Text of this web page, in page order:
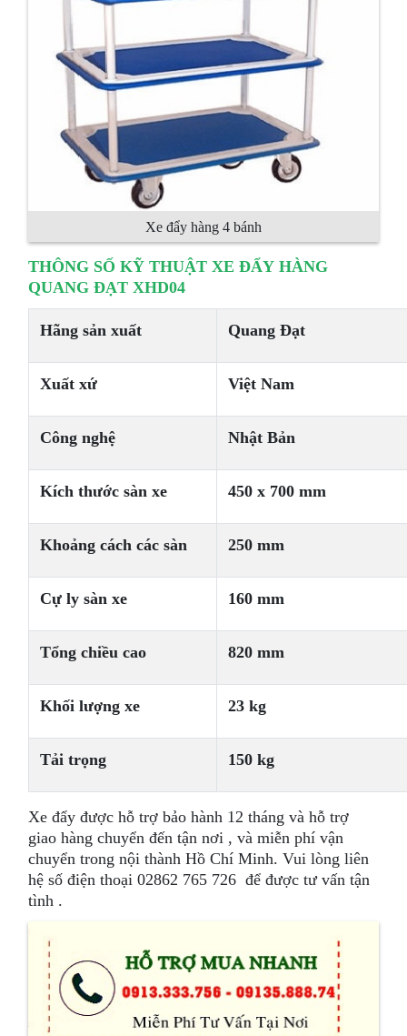
Xe đẩy hàng 4 bánh
THÔNG SỐ KỸ THUẬT XE ĐẨY HÀNG
QUANG ĐẠT XHD04
Hãng sản xuất Quang Đạt
Xuất xứ Việt Nam
Công nghệ Nhật Bản
Kích thước sàn xe 450 x 700 mm
Khoảng cách các sàn 250 mm
Cự ly sàn xe 160 mm
Tổng chiều cao 820 mm
Khối lượng xe 23 kg
Tải trọng 150 kg
Xe đẩy được hỗ trợ bảo hành 12 tháng và hỗ trợ
giao hàng chuyển đến tận nơi , và miễn phí vận
chuyển trong nội thành Hồ Chí Minh. Vui lòng liên
hệ số điện thoại 02862 765 726 để được tư vấn tận
tình .